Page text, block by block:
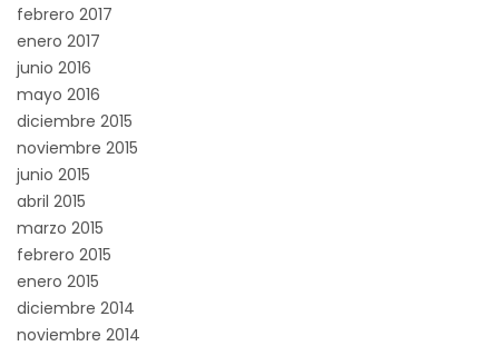
febrero 2017
enero 2017
junio 2016
mayo 2016
diciembre 2015
noviembre 2015
junio 2015
abril 2015
marzo 2015
febrero 2015
enero 2015
diciembre 2014
noviembre 2014